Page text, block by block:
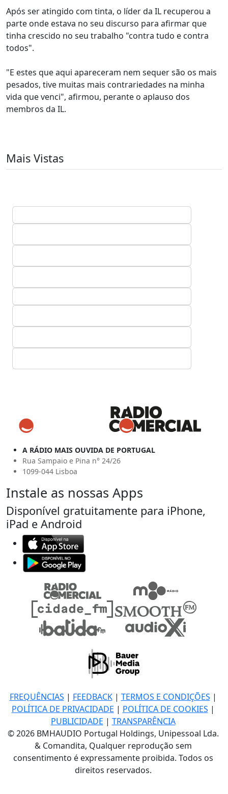
Após ser atingido com tinta, o líder da IL recuperou a
parte onde estava no seu discurso para afirmar que
tinha crescido no seu trabalho "contra tudo e contra
todos".
"E estes que aqui apareceram nem sequer são os mais
pesados, tive muitas mais contrariedades na minha
vida que venci", afirmou, perante o aplauso dos
membros da IL.
Mais Vistas
A RÁDIO MAIS OUVIDA DE PORTUGAL
Rua Sampaio e Pina n° 24/26
1099-044 Lisboa
Instale as nossas Apps
Disponível gratuitamente para iPhone,
iPad e Android
FREQUÊNCIAS | FEEDBACK| TERMOS E CONDIÇÕES |
POLÍTICA DE PRIVACIDADE | POLÍTICA DE COOKIES |
PUBLICIDADE | TRANSPARÊNCIA
© 2026 BMHAUDIO Portugal Holdings, Unipessoal Lda.
& Comandita, Qualquer reprodução sem
consentimento é expressamente proibida. Todos os
direitos reservados.